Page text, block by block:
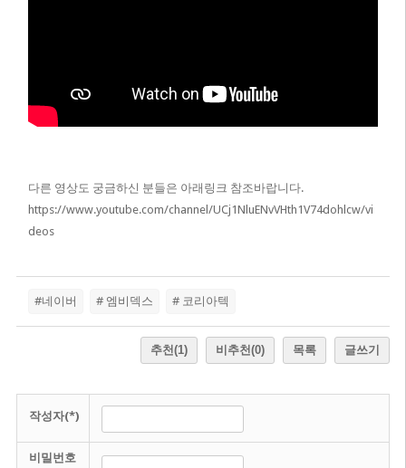
다른 영상도 궁금하신 분들은 아래링크 참조바랍니다.
https://www.youtube.com/channel/UCj1NluENvVHth1V74dohlcw/vi
deos
#네이버 # 엠비덱스 # 코리아텍
추천(1) 비추천(0) 목록 글쓰기
작성자(*)
비밀번호